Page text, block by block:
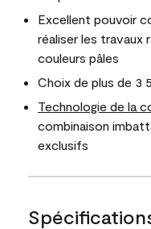
Excellent pouvoir
réaliser les travaux
couleurs pâles
Choix de plus de 3
Technologie de la
combinaison
exclusifs